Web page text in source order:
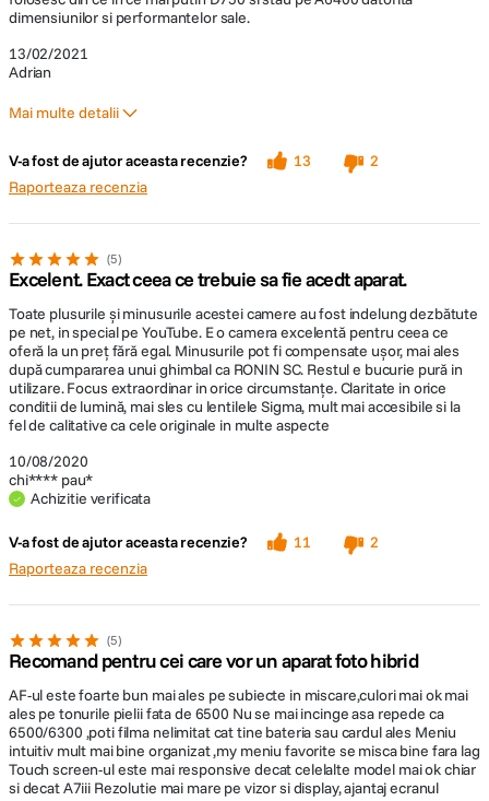
versatil si a va oferi libertate totala. Ecranul touchscreen LCD de 3" este
complet rabatabil la 180 de grade, ceea ce va permite sa realizati selfie-uri
durata inregistrarii. Mai mult, ecranul este prevazut si cu functiile Touch
permitandu-va sa activati Real-time tracking.
13/02/2021
Adrian
dimensiunilor si performantelor sale.
Mai multe detalii
Focus, dimensiuni, sistemul de lentile
Baterie, un singur slot pentru card
V-a fost de ajutor aceasta recenzie? 13
2
Raporteaza recenzia
5
Excelent. Exact ceea ce trebuie sa fie acedt aparat.
10/08/2020
chi**** pau*
Achizitie verificata
Toate plusurile și minusurile acestei camere au fost indelung dezbătute
pe net, in special pe YouTube. E o camera excelentă pentru ceea ce
oferă la un preț fără egal. Minusurile pot fi compensate ușor, mai ales
după cumpararea unui ghimbal ca RONIN SC. Restul e bucurie pură in
utilizare. Focus extraordinar in orice circumstanțe. Claritate in orice
conditii de lumină, mai sles cu lentilele Sigma, mult mai accesibile si la
fel de calitative ca cele originale in multe aspecte
V-a fost de ajutor aceasta recenzie? 11
2
Raporteaza recenzia
5
Recomand pentru cei care vor un aparat foto hibrid
AF-ul este foarte bun mai ales pe subiecte in miscare,culori mai ok mai
ales pe tonurile pielii fata de 6500 Nu se mai incinge asa repede ca
6500/6300 ,poti filma nelimitat cat tine bateria sau cardul ales Meniu
intuitiv mult mai bine organizat ,my meniu favorite se misca bine fara lag
Touch screen-ul este mai responsive decat celelalte model mai ok chiar
si decat A7iii Rezolutie mai mare pe vizor si display, ajantaj ecranul